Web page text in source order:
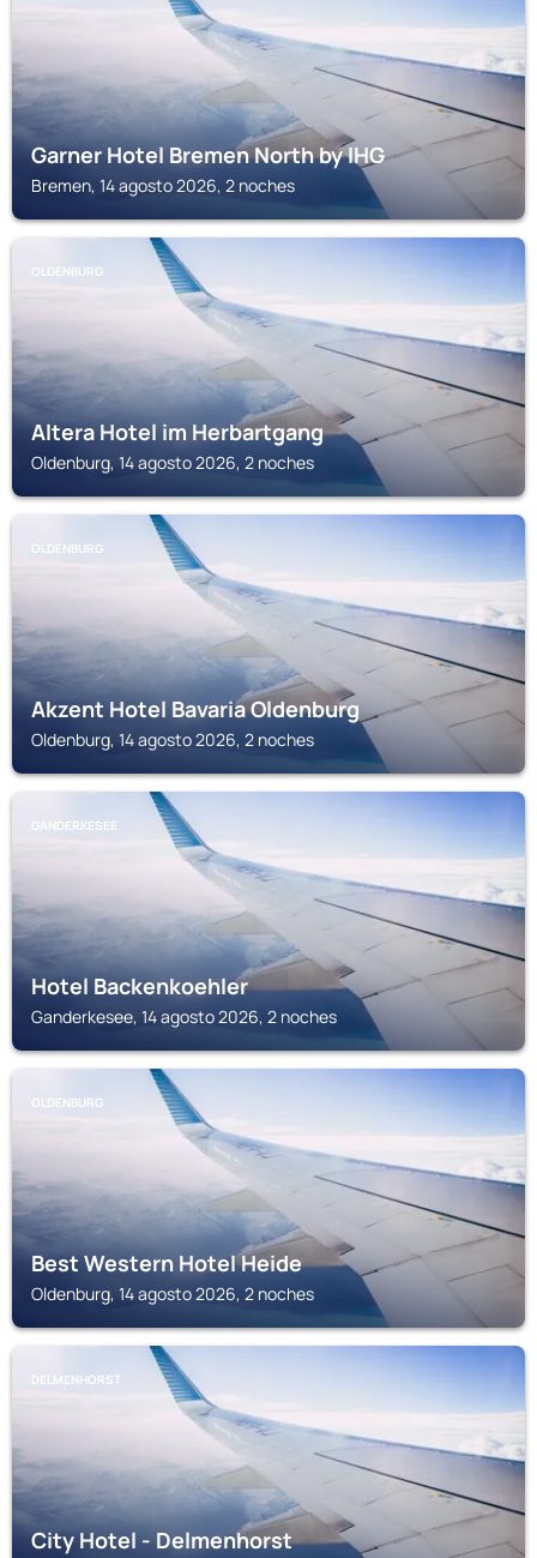
Garner Hotel Bremen North by IHG
Bremen, 14 agosto 2026, 2 noches
OLDENBURG
Altera Hotel im Herbartgang
Oldenburg, 14 agosto 2026, 2 noches
OLDENBURG
Akzent Hotel Bavaria Oldenburg
Oldenburg, 14 agosto 2026, 2 noches
GANDERKESEE
Hotel Backenkoehler
Ganderkesee, 14 agosto 2026, 2 noches
OLDENBURG
Best Western Hotel Heide
Oldenburg, 14 agosto 2026, 2 noches
DELMENHORST
City Hotel - Delmenhorst